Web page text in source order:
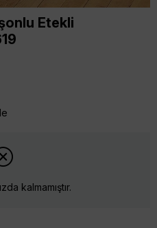
Etekli
kalmamıştır.